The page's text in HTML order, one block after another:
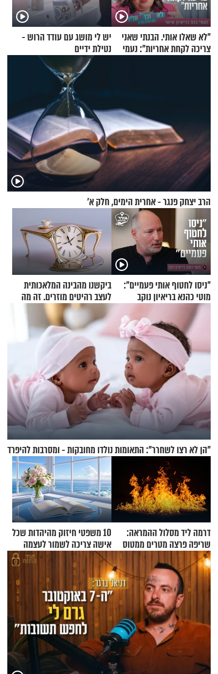
"לא שאלו אותי. הבנתי שאני
צריכה לקחת אחריות": נעמי
יש לי מושג עם עודד הרוש -
נטילת ידיים
הרב יצחק פנגר - אחרית הימים, חלק א’
"ניסו לחטוף אותי פעמיים":
מוטי כהנא בריאיון נוקב
ביקשנו מהבינה המלאכותית
לעצב רהיטים מוזרים. זה מה
"הן לא רצו לשחרר": התאומות נולדו מחובקות - ומסרבות להיפרד
דרמה ליד מסלול ההמראה:
שריפה פרצה מטרים ממטוס
מלא בנוסעים
10 משפטי חיזוק מהיהדות שכל
אישה צריכה לשמור לעצמה